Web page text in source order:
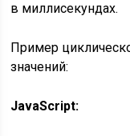
в миллисекундах.
Пример
значений:
JavaScript: